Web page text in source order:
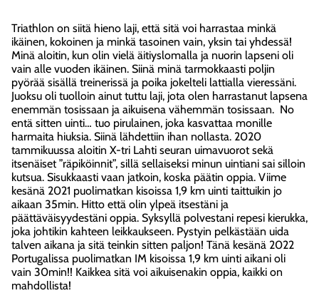
Triathlon on siitä hieno laji, että sitä voi harrastaa minkä
ikäinen, kokoinen ja minkä tasoinen vain, yksin tai yhdessä!
Minä aloitin, kun olin vielä äitiyslomalla ja nuorin lapseni oli
vain alle vuoden ikäinen. Siinä minä tarmokkaasti poljin
pyörää sisällä treinerissä ja poika jokelteli lattialla vieressäni.
Juoksu oli tuolloin ainut tuttu laji, jota olen harrastanut lapsena
enemmän tosissaan ja aikuisena vähemmän tosissaan. No
entä sitten uinti… tuo pirulainen, joka kasvattaa monille
harmaita hiuksia. Siinä lähdettiin ihan nollasta. 2020
tammikuussa aloitin X-tri Lahti seuran uimavuorot sekä
itsenäiset ”räpiköinnit”, sillä sellaiseksi minun uintiani sai silloin
kutsua. Sisukkaasti vaan jatkoin, koska päätin oppia. Viime
kesänä 2021 puolimatkan kisoissa 1,9 km uinti taittuikin jo
aikaan 35min. Hitto että olin ylpeä itsestäni ja
päättäväisyydestäni oppia. Syksyllä polvestani repesi kierukka,
joka johtikin kahteen leikkaukseen. Pystyin pelkästään uida
talven aikana ja sitä teinkin sitten paljon! Tänä kesänä 2022
Portugalissa puolimatkan IM kisoissa 1,9 km uinti aikani oli
vain 30min!! Kaikkea sitä voi aikuisenakin oppia, kaikki on
mahdollista!